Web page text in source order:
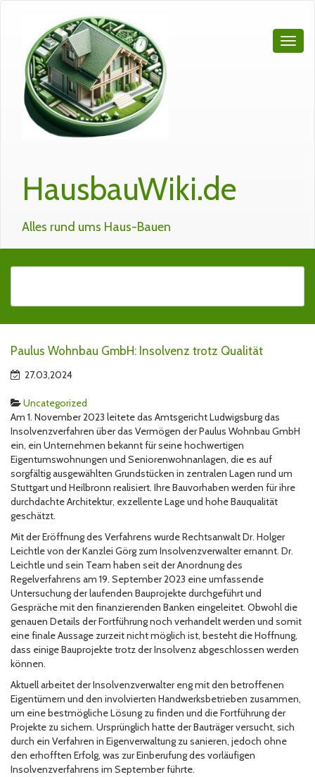
HausbauWiki.de
Alles rund ums Haus-Bauen
Paulus Wohnbau GmbH: Insolvenz trotz Qualität
27.03,2024
Uncategorized
Am 1. November 2023 leitete das Amtsgericht Ludwigsburg das
Insolvenzverfahren über das Vermögen der Paulus Wohnbau GmbH
ein, ein Unternehmen bekannt für seine hochwertigen
Eigentumswohnungen und Seniorenwohnanlagen, die es auf
sorgfältig ausgewählten Grundstücken in zentralen Lagen rund um
Stuttgart und Heilbronn realisiert. Ihre Bauvorhaben werden für ihre
durchdachte Architektur, exzellente Lage und hohe Bauqualität
geschätzt.
Mit der Eröffnung des Verfahrens wurde Rechtsanwalt Dr. Holger
Leichtle von der Kanzlei Görg zum Insolvenzverwalter ernannt. Dr.
Leichtle und sein Team haben seit der Anordnung des
Regelverfahrens am 19. September 2023 eine umfassende
Untersuchung der laufenden Bauprojekte durchgeführt und
Gespräche mit den finanzierenden Banken eingeleitet. Obwohl die
genauen Details der Fortführung noch verhandelt werden und somit
eine finale Aussage zurzeit nicht möglich ist, besteht die Hoffnung,
dass einige Bauprojekte trotz der Insolvenz abgeschlossen werden
können.
Aktuell arbeitet der Insolvenzverwalter eng mit den betroffenen
Eigentümern und den involvierten Handwerksbetrieben zusammen,
um eine bestmögliche Lösung zu finden und die Fortführung der
Projekte zu sichern. Ursprünglich hatte der Bauträger versucht, sich
durch ein Verfahren in Eigenverwaltung zu sanieren, jedoch ohne
den erhofften Erfolg, was zur Einberufung des vorläufigen
Insolvenzverfahrens im September führte.